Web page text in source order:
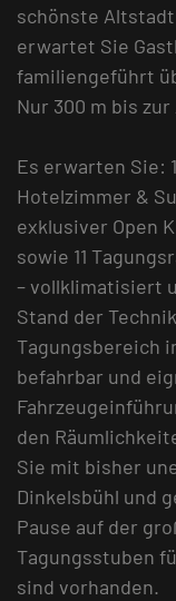
schönste Altstadt
erwartet Sie
familiengeführt
Nur 300 m bis
Es erwarten Sie:
Hotelzimmer &
exklusiver Open
sowie 11
– vollklimatisiert
Stand der
Tagungsbereich
befahrbar und
den
Sie mit bisher
Dinkelsbühl und
Pause auf der
Tagungsstuben
sind vorhanden.